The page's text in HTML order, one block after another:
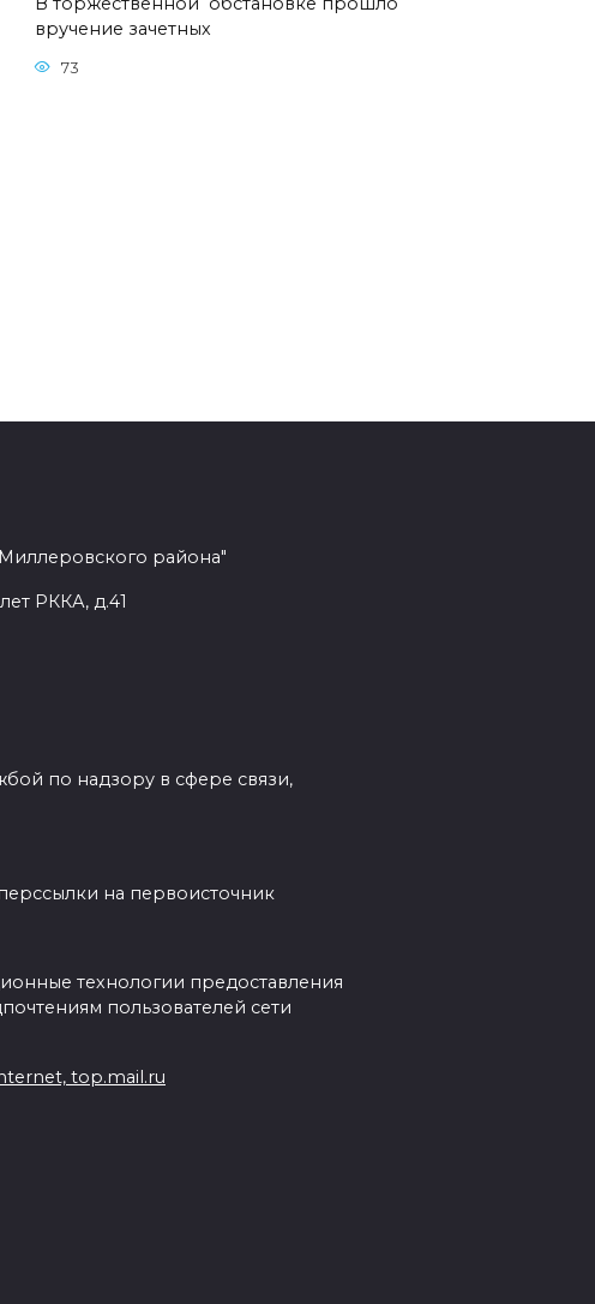
вручение зачетных
73
района"
РККА, д.41
по надзору в сфере связи,
на первоисточник
технологии предоставления
пользователей сети
top.mail.ru